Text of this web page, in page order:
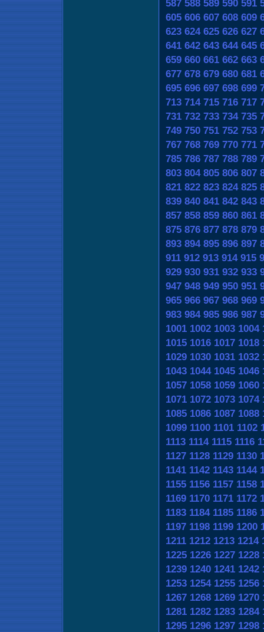
587 588 589 590 591
605 606 607 608 609
623 624 625 626 627
641 642 643 644 645
659 660 661 662 663
677 678 679 680 681
695 696 697 698 699
713 714 715 716 717
731 732 733 734 735
749 750 751 752 753
767 768 769 770 771
785 786 787 788 789
803 804 805 806 807
821 822 823 824 825
839 840 841 842 843
857 858 859 860 861
875 876 877 878 879
893 894 895 896 897
911 912 913 914 915
929 930 931 932 933
947 948 949 950 951
965 966 967 968 969
983 984 985 986 987
1001 1002 1003 1004
1015 1016 1017 1018
1029 1030 1031 1032
1043 1044 1045 1046
1057 1058 1059 1060
1071 1072 1073 1074
1085 1086 1087 1088
1099 1100 1101 1102
1113 1114 1115 1116
1127 1128 1129 1130
1141 1142 1143 1144
1155 1156 1157 1158
1169 1170 1171 1172
1183 1184 1185 1186
1197 1198 1199 1200
1211 1212 1213 1214
1225 1226 1227 1228
1239 1240 1241 1242
1253 1254 1255 1256
1267 1268 1269 1270
1281 1282 1283 1284
1295 1296 1297 1298